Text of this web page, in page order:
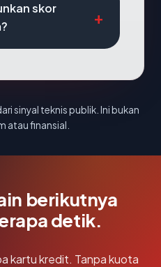
skor
sinyal teknis publik. Ini bukan
atau finansial.
berikutnya
detik.
kartu kredit. Tanpa kuota